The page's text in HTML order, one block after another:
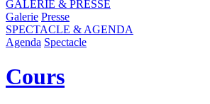
GALERIE & PRESSE
Galerie Presse
SPECTACLE & AGENDA
Agenda Spectacle
Cours